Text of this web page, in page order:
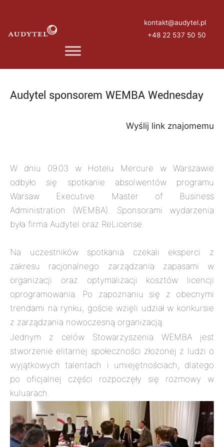
treści
kontakt@audytel.pl
+48 22 537 50 50
Audytel sponsorem WEMBA Wednesday
Wyślij link znajomemu
W dniu 09.03 w Hotelu Mercure w Warszawie
odbyło się spotkanie absolwentów programu
Warsaw Executive Master of Business
Administration (WEMBA). Sponsorami wydarzenia
była firma Audytel oraz ReLicense.
Na uczestników spotkania czekali eksperci z
zakresu racjonalnego zarządzania zapasami w
organizacji oraz optymalizacji kosztów licencji
oprogramowania. Po zapoznaniu się z obecnymi
trendami na rynku, goście wzięli udział w konkursie
z zarządzania nowoczesną organizacją.
Jednym z celów Stowarzyszenia WEMBA jest
stworzenie elitarnej społeczności złożonej z ludzi o
wyjątkowych talentach i umiejętnościach, dlatego
po oficjalnej części rozpoczęły się rozmowy w
kuluarach.